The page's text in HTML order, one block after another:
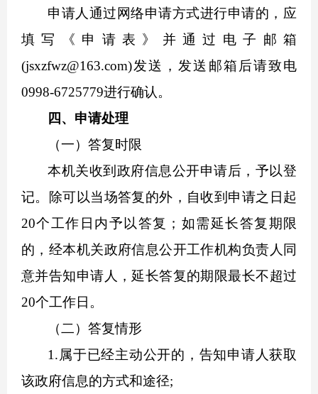
申请人通过网络申请方式进行申请的，应
填写《申请表》并通过电子邮箱
(jsxzfwz@163.com)发送，发送邮箱后请致电
0998-6725779进行确认。
四、申请处理
（一）答复时限
本机关收到政府信息公开申请后，予以登
记。除可以当场答复的外，自收到申请之日起
20个工作日内予以答复；如需延长答复期限
的，经本机关政府信息公开工作机构负责人同
意并告知申请人，延长答复的期限最长不超过
20个工作日。
（二）答复情形
1.属于已经主动公开的，告知申请人获取
该政府信息的方式和途径;